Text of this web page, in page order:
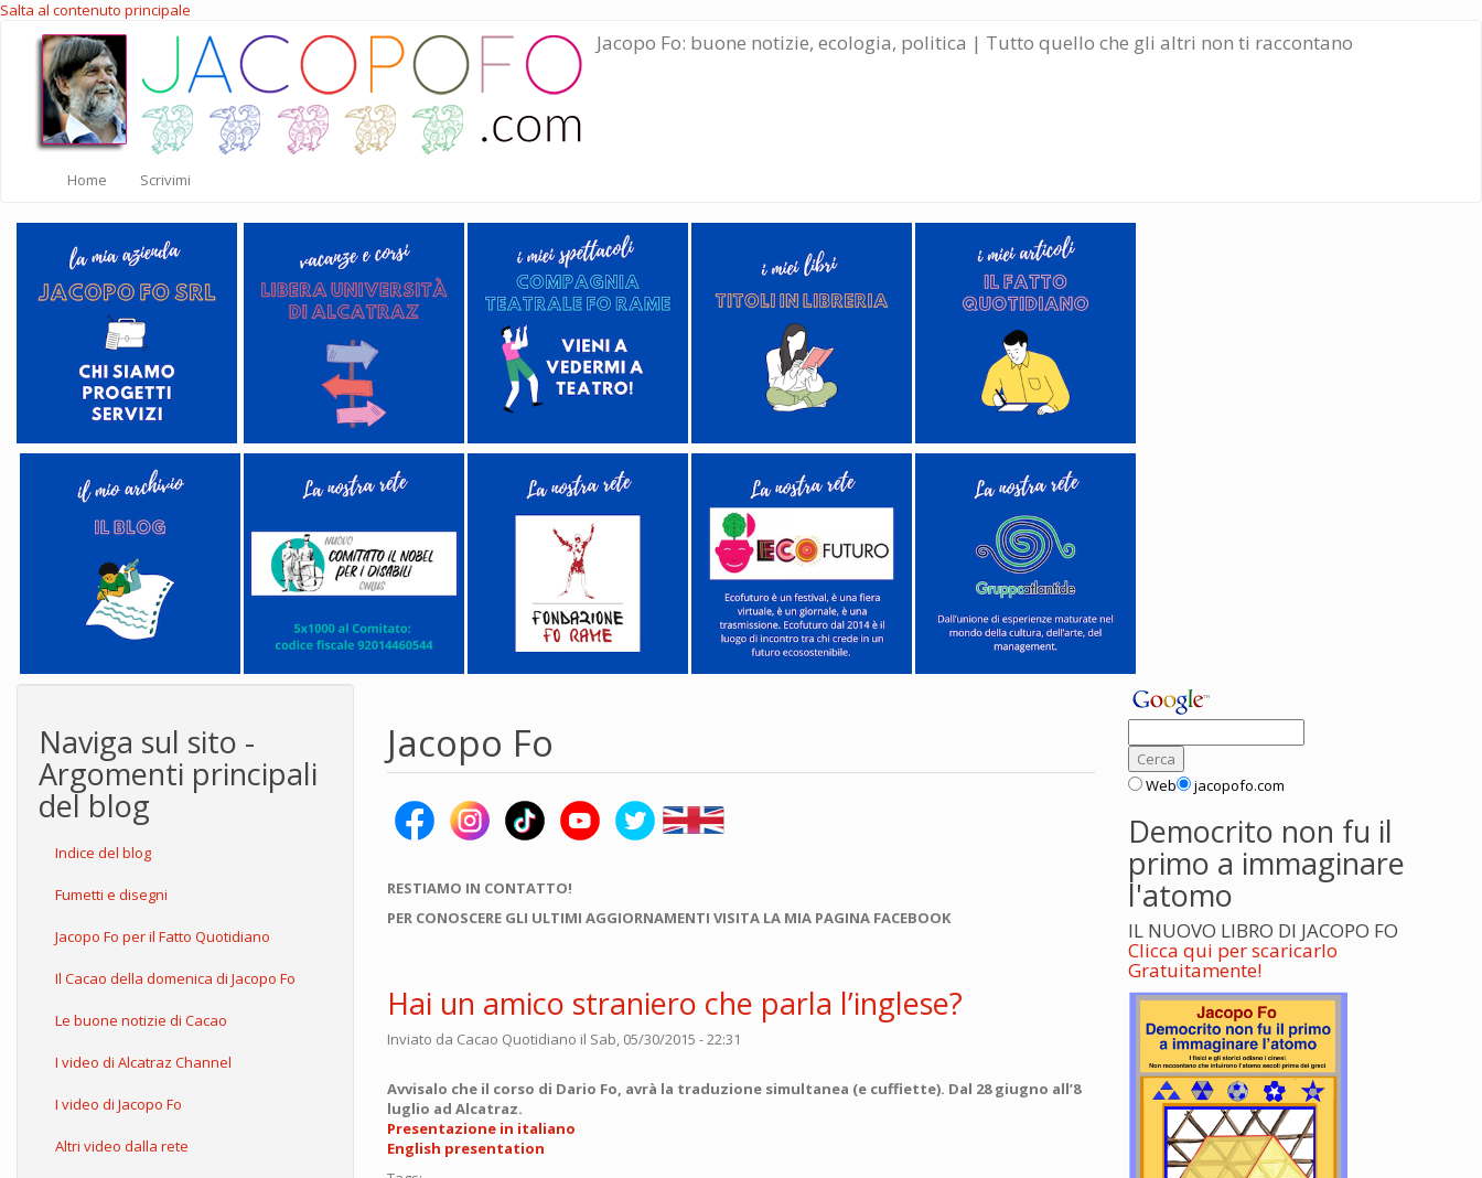
Salta al contenuto principale
Jacopo Fo: buone notizie, ecologia, politica | Tutto quello che gli altri non ti raccontano
Home Scrivimi
Naviga sul sito -
Argomenti principali
del blog
Indice del blog
Fumetti e disegni
Jacopo Fo per il Fatto Quotidiano
Il Cacao della domenica di Jacopo Fo
Le buone notizie di Cacao
I video di Alcatraz Channel
I video di Jacopo Fo
Altri video dalla rete
Jacopo Fo
RESTIAMO IN CONTATTO!
PER CONOSCERE GLI ULTIMI AGGIORNAMENTI VISITA LA MIA PAGINA FACEBOOK
Hai un amico straniero che parla l’inglese?
Inviato da Cacao Quotidiano il Sab, 05/30/2015 - 22:31
Avvisalo che il corso di Dario Fo, avrà la traduzione simultanea (e cuffiette). Dal 28 giugno all’8
luglio ad Alcatraz.
Presentazione in italiano
English presentation
Web jacopofo.com
Democrito non fu il
primo a immaginare
l'atomo
IL NUOVO LIBRO DI JACOPO FO
Clicca qui per scaricarlo
Gratuitamente!